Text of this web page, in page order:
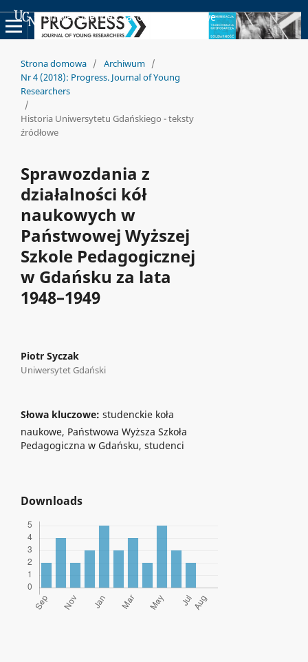
Uniwersyteckie Czasopisma Naukowe
Strona domowa / Archiwum /
Nr 4 (2018): Progress. Journal of Young
Researchers
/
Historia Uniwersytetu Gdańskiego - teksty
źródłowe
Sprawozdania z
działalności kół
naukowych w
Państwowej Wyższej
Szkole Pedagogicznej
w Gdańsku za lata
1948–1949
Piotr Syczak
Uniwersytet Gdański
Słowa kluczowe: studenckie koła
naukowe, Państwowa Wyższa Szkoła
Pedagogiczna w Gdańsku, studenci
Downloads